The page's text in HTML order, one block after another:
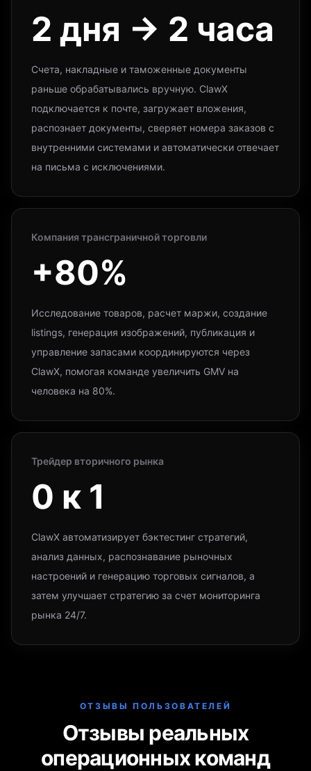
2 дня → 2 часа
Счета, накладные и таможенные документы
раньше обрабатывались вручную. ClawX
подключается к почте, загружает вложения,
распознает документы, сверяет номера заказов с
внутренними системами и автоматически отвечает
на письма с исключениями.
Компания трансграничной торговли
+80%
Исследование товаров, расчет маржи, создание
listings, генерация изображений, публикация и
управление запасами координируются через
ClawX, помогая команде увеличить GMV на
человека на 80%.
Трейдер вторичного рынка
0 к 1
ClawX автоматизирует бэктестинг стратегий,
анализ данных, распознавание рыночных
настроений и генерацию торговых сигналов, а
затем улучшает стратегию за счет мониторинга
рынка 24/7.
ОТЗЫВЫ ПОЛЬЗОВАТЕЛЕЙ
Отзывы реальных
операционных команд